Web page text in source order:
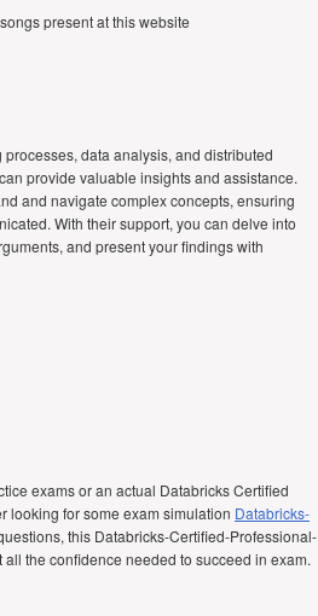
present at this website
data analysis, and distributed
can provide valuable insights and assistance.
and navigate complex concepts, ensuring
With their support, you can delve into
and present your findings with
exams or an actual Databricks Certified
looking for some exam simulation Databricks-
this Databricks-Certified-Professional-
the confidence needed to succeed in exam.